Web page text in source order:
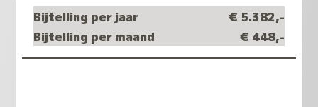
Bijtelling per jaar
€ 5.382,-
Bijtelling per maand
€ 448,-